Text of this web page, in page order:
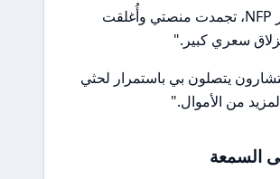
"خلال أخبار NFP، تجمدت منصتي وأُغلقت
سعري كبير."
يتصلون بي باستمرار لحثي
من الأموال."
السمعة